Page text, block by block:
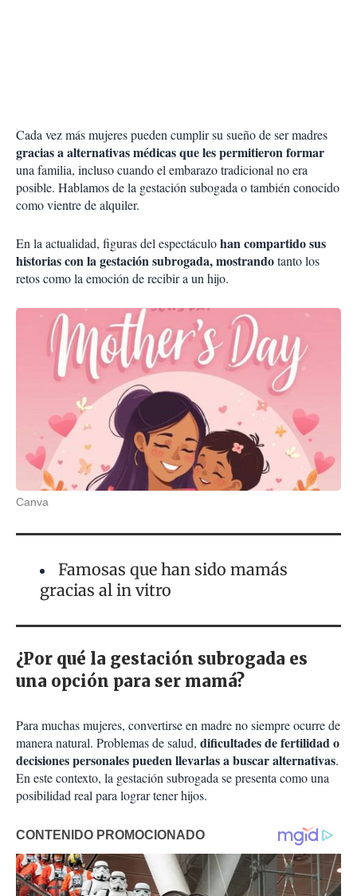
Cada vez más mujeres pueden cumplir su sueño de ser madres
gracias a alternativas médicas que les permitieron formar
una familia, incluso cuando el embarazo tradicional no era
posible. Hablamos de la gestación subogada o también conocido
como vientre de alquiler.
En la actualidad, figuras del espectáculohan compartido sus
historias con la gestación subrogada, mostrandotanto los
retos como la emoción de recibir a un hijo.
Canva
Famosas que han sido mamás
gracias al in vitro
¿Por qué la gestación subrogada es
una opción para ser mamá?
Para muchas mujeres, convertirse en madre no siempre ocurre de
manera natural. Problemas de salud, dificultades de fertilidad o
decisiones personales pueden llevarlas a buscar alternativas.
En este contexto, la gestación subrogada se presenta como una
posibilidad real para lograr tener hijos.